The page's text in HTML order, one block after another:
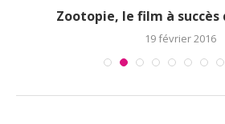
Zootopie, le film à succès
19 février 2016